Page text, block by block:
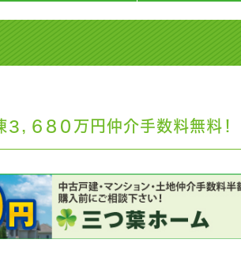
，６８０万円仲介手数料無料！